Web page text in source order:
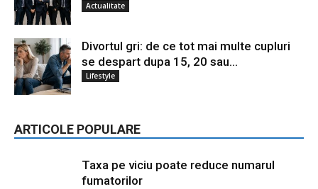
Actualitate
Divortul gri: de ce tot mai multe cupluri
se despart dupa 15, 20 sau...
Lifestyle
ARTICOLE POPULARE
Taxa pe viciu poate reduce numarul
fumatorilor